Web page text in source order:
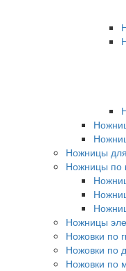
Ножницы
Ножницы по
Ножницы
Ножовки по
Ножовки по
Ножовки по